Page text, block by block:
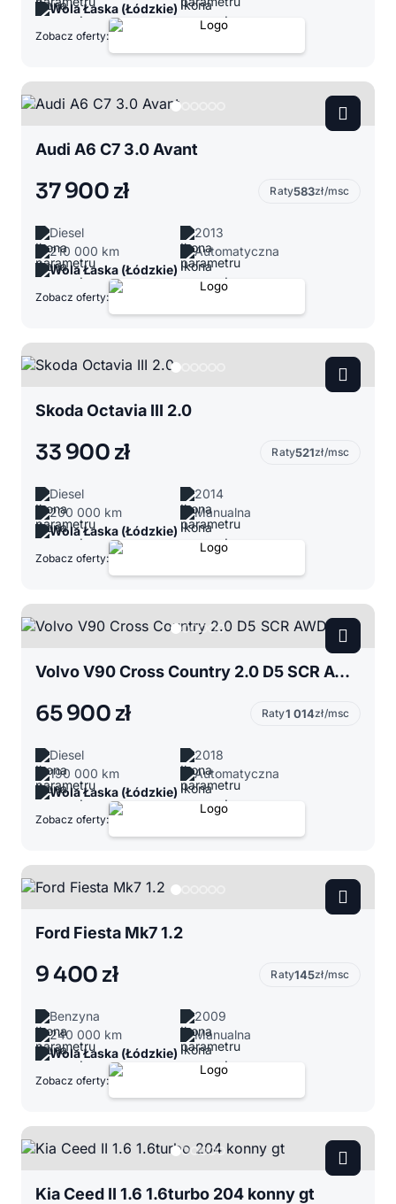
Wola Łaska (Łódzkie)
Zobacz oferty:
Audi A6 C7 3.0 Avant
37 900 zł Raty583zł/msc
Diesel
2013
210 000 km
Automatyczna
Wola Łaska (Łódzkie)
Zobacz oferty:
Skoda Octavia III 2.0
33 900 zł Raty521zł/msc
Diesel
2014
200 000 km
Manualna
Wola Łaska (Łódzkie)
Zobacz oferty:
Volvo V90 Cross Country 2.0 D5 SCR AWD
65 900 zł Raty1 014zł/msc
Diesel
2018
190 000 km
Automatyczna
Wola Łaska (Łódzkie)
Zobacz oferty:
Ford Fiesta Mk7 1.2
9 400 zł Raty145zł/msc
Benzyna
2009
240 000 km
Manualna
Wola Łaska (Łódzkie)
Zobacz oferty:
Kia Ceed II 1.6 1.6turbo 204 konny gt